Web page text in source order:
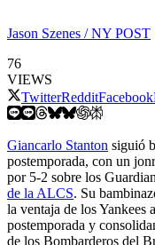
Jason Szenes / NY POST
76
VIEWS
TwitterRedditFacebook
Giancarlo Stanton siguió
postemporada, con un
por 5-2 sobre los
de la ALCS. Su
la ventaja de los Yankees
postemporada y
de los Bombarderos del